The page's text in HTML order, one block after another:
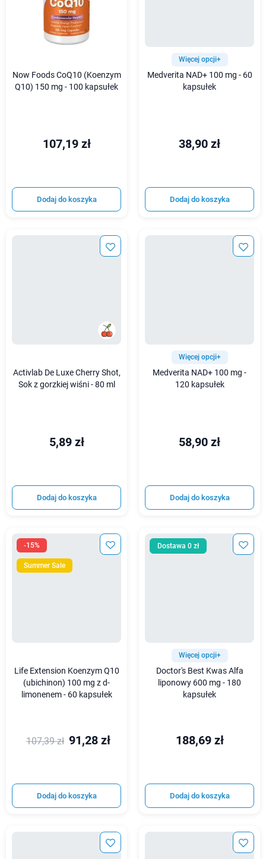
Now Foods CoQ10 (Koenzym
Q10) 150 mg - 100 kapsułek
107,19 zł
Dodaj do koszyka
Więcej opcji+
Medverita NAD+ 100 mg - 60
kapsułek
38,90 zł
Dodaj do koszyka
Activlab De Luxe Cherry Shot,
Sok z gorzkiej wiśni - 80 ml
5,89 zł
Dodaj do koszyka
Więcej opcji+
Medverita NAD+ 100 mg -
120 kapsułek
58,90 zł
Dodaj do koszyka
-15%
Summer Sale
Life Extension Koenzym Q10
(ubichinon) 100 mg z d-
limonenem - 60 kapsułek
107,39 zł 91,28 zł
Dodaj do koszyka
Dostawa 0 zł
Więcej opcji+
Doctor's Best Kwas Alfa
liponowy 600 mg - 180
kapsułek
188,69 zł
Dodaj do koszyka